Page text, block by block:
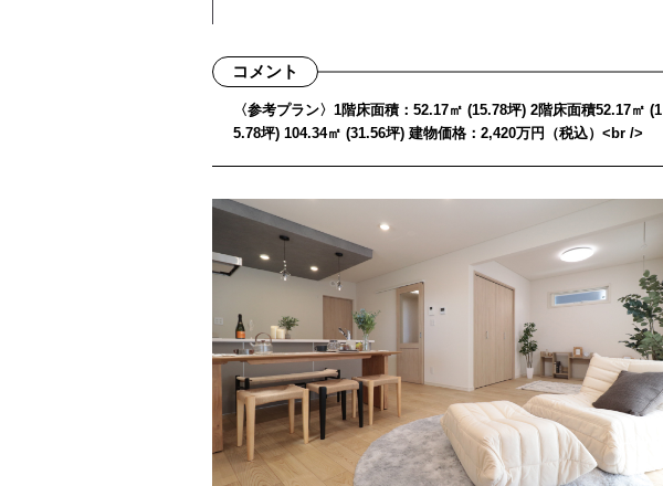
コメント
〈参考プラン〉1階床面積：52.17㎡ (15.78坪) 2階床面積52.17㎡ (1
5.78坪) 104.34㎡ (31.56坪) 建物価格：2,420万円（税込）<br />